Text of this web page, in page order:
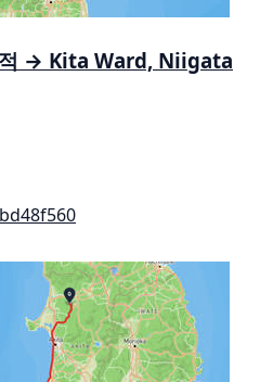
적 → Kita Ward, Niigata